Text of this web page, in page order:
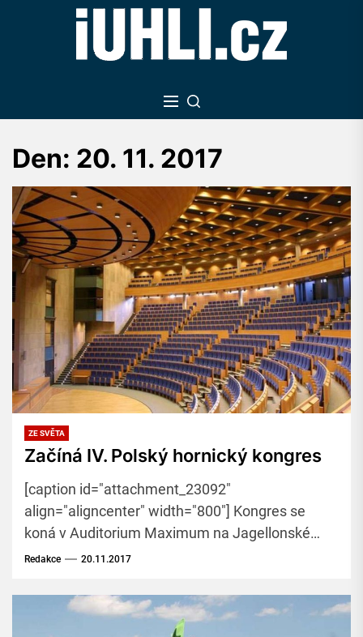
Den: 20. 11. 2017
ZE SVĚTA
Začíná IV. Polský hornický kongres
[caption id="attachment_23092"
align="aligncenter" width="800"] Kongres se
koná v Auditorium Maximum na Jagellonské
univerzitě v Krakově. Foto:
polský hornický kongres....
Redakce 20.11.2017